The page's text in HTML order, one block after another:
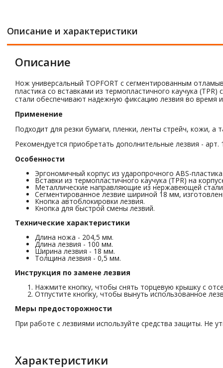
Описание и характеристики
Описание
Нож универсальный TOPFORT с сегментированным
пластика со вставками из термопластичного каучука
стали обеспечивают надежную фиксацию лезвия во время
Применение
Подходит для резки бумаги, пленки, ленты стрейч, кожи,
Рекомендуется приобретать дополнительные лезвия - арт.
Особенности
Эргономичный корпус из ударопрочного ABS-
Вставки из термопластичного каучука (TPR) на
Металлические направляющие из нержавеющей
Сегментированное лезвие шириной 18 мм,
Кнопка автоблокировки лезвия.
Кнопка для быстрой смены лезвий.
Технические характеристики
Длина ножа - 204,5 мм.
Длина лезвия - 100 мм.
Ширина лезвия - 18 мм.
Толщина лезвия - 0,5 мм.
Инструкция по замене лезвия
Нажмите кнопку, чтобы снять торцевую крышку с
Отпустите кнопку, чтобы вынуть использованное
Меры предосторожности
При работе с лезвиями используйте средства защиты. Не
Характеристики